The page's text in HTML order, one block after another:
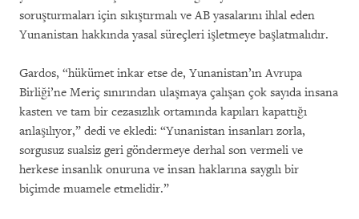
soruşturmaları için sıkıştırmalı ve AB yasalarını ihlal eden
Yunanistan hakkında yasal süreçleri işletmeye başlatmalıdır.
Gardos, “hükümet inkar etse de, Yunanistan’ın Avrupa
Birliği’ne Meriç sınırından ulaşmaya çalışan çok sayıda insana
kasten ve tam bir cezasızlık ortamında kapıları kapattığı
anlaşılıyor,” dedi ve ekledi: “Yunanistan insanları zorla,
sorgusuz sualsiz geri göndermeye derhal son vermeli ve
herkese insanlık onuruna ve insan haklarına saygılı bir
biçimde muamele etmelidir.”